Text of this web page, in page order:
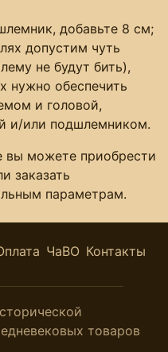
добавьте 8 см;
допустим чуть
не будут бить),
нужно обеспечить
и головой,
и/или подшлемником.
вы можете приобрести
заказать
параметрам.
ЧаВО Контакты
товаров